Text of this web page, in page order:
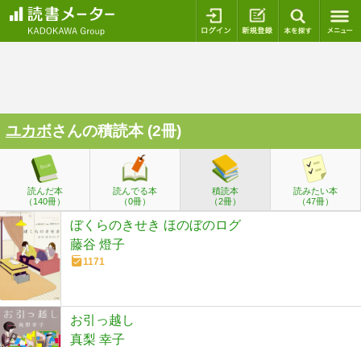
ログイン 新規登録
ユカボさんの積読本 (2冊)
読んだ本
（140冊）
読んでる本
（0冊）
積読本
（2冊）
読みたい本
（47冊）
ぼくらのきせき ほのぼのログ
藤谷 燈子
1171
お引っ越し
真梨 幸子